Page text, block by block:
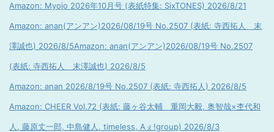
Amazon: Myojo 2026年10月号 (表紙特集: SixTONES) 2026/8/21
Amazon: anan(アンアン)2026/08/19号 No.2507 (表紙: 寺西拓人 末
澤誠也) 2026/8/5Amazon: anan(アンアン)2026/08/19号 No.2507
(表紙: 寺西拓人 末澤誠也) 2026/8/5
Amazon: anan 2026/8/19号 No.2507 (表紙: 寺西拓人) 2026/8/5
Amazon: CHEER Vol.72 (表紙: 藤ヶ谷太輔 重岡大毅, 奥智哉×杢代和
人, 藤原丈一郎, 中島健人, timeless, Aぇ!group) 2026/8/3